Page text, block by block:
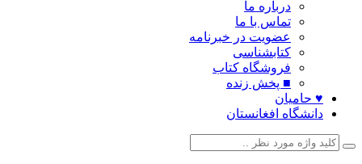
درباره ما
تماس با ما
عضویت در خبرنامه
کتابشناسی
فروشگاه کتاب
■ پخش زنده
♥ حامیان
دانشگاه افغانستان